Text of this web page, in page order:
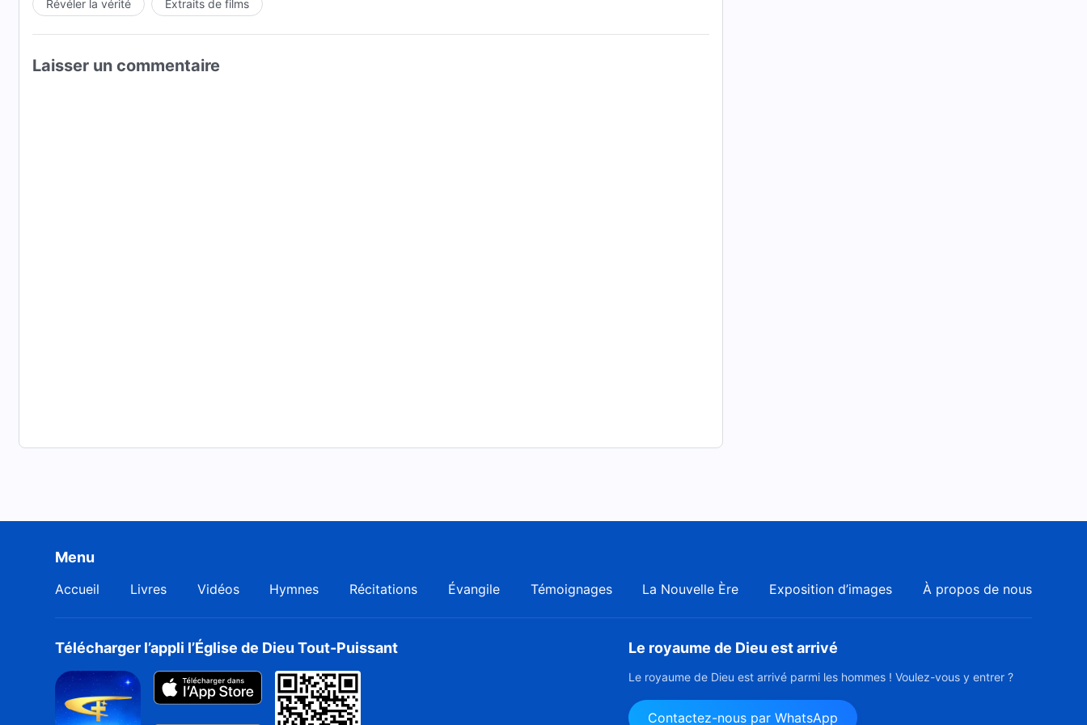
Révéler la vérité Extraits de films
Laisser un commentaire
Menu
Accueil Livres Vidéos Hymnes Récitations Évangile Témoignages La Nouvelle Ère Exposition d’images À propos de nous
Télécharger l’appli l’Église de Dieu Tout-Puissant Le royaume de Dieu est arrivé
Le royaume de Dieu est arrivé parmi les hommes ! Voulez-vous y entrer ?
Contactez-nous par WhatsApp